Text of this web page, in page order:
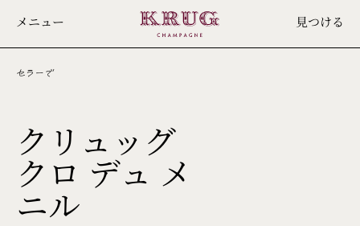
メニュー 見つける
セラーで
クリュッグ
クロ デュ メ
ニル2009